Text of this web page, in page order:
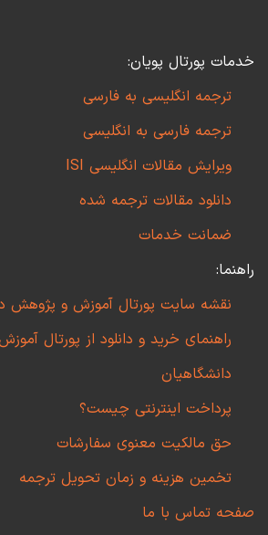
خدمات پورتال پویان:
ترجمه انگلیسی به فارسی
ترجمه فارسی به انگلیسی
ویرایش مقالات انگلیسی ISI
دانلود مقالات ترجمه شده
ضمانت خدمات
راهنما:
نقشه سایت پورتال آموزش و پژوهش
راهنمای خرید و دانلود از پورتال
دانشگاهیان
پرداخت اینترنتی چیست؟
حق مالکیت معنوی سفارشات
تخمین هزینه و زمان تحویل ترجمه
صفحه تماس با ما